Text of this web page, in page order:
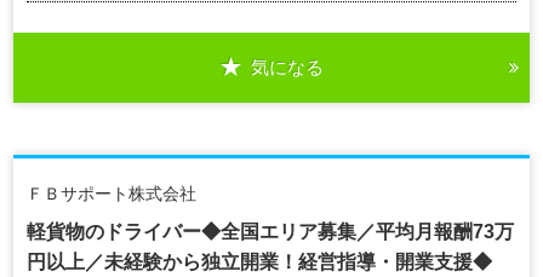
気になる
ＦＢサポート株式会社
軽貨物のドライバー◆全国エリア募集／平均月報酬73万
円以上／未経験から独立開業！経営指導・開業支援◆